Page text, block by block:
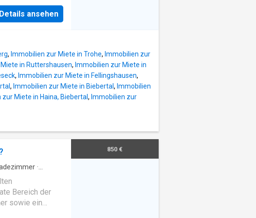
ebenso ist eine
Das große
das
standard
on
access to the
for commuters. -
and essential
distance. The
– just bring your
spot is
area. - Work:
workspace,
lounge area
than typical
Details ansehen
, Immobilien zur Miete in Trohe, Immobilien zur
in Ruttershausen, Immobilien zur Miete in
, Immobilien zur Miete in Fellingshausen,
, Immobilien zur Miete in Biebertal , Immobilien
zur Miete in Haina, Biebertal , Immobilien zur
·
Bereich der
sowie ein
850 €